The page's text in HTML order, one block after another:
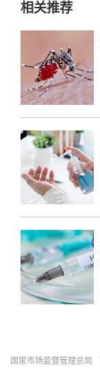
相关推荐
国家市场监督管理总局